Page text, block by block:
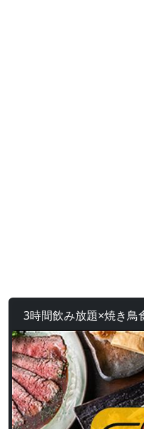
3時間飲み放題×焼き鳥